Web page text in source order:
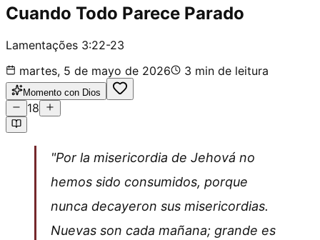
Cuando Todo Parece Parado
Lamentações 3:22-23
martes, 5 de mayo de 2026
3 min de leitura
Momento con Dios
18
"Por la misericordia de Jehová no
hemos sido consumidos, porque
nunca decayeron sus misericordias.
Nuevas son cada mañana; grande es